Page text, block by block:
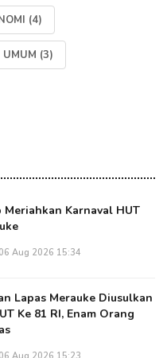
(4)
UMUM (3)
Meriahkan Karnaval HUT
06 Aug 2026 15:34
Lapas Merauke Diusulkan
Ke 81 RI, Enam Orang